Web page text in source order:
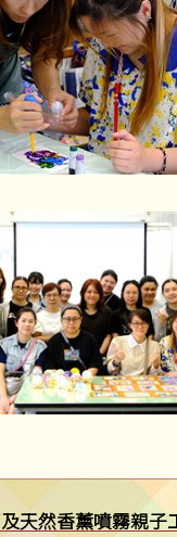
及天然香薰噴霧親子